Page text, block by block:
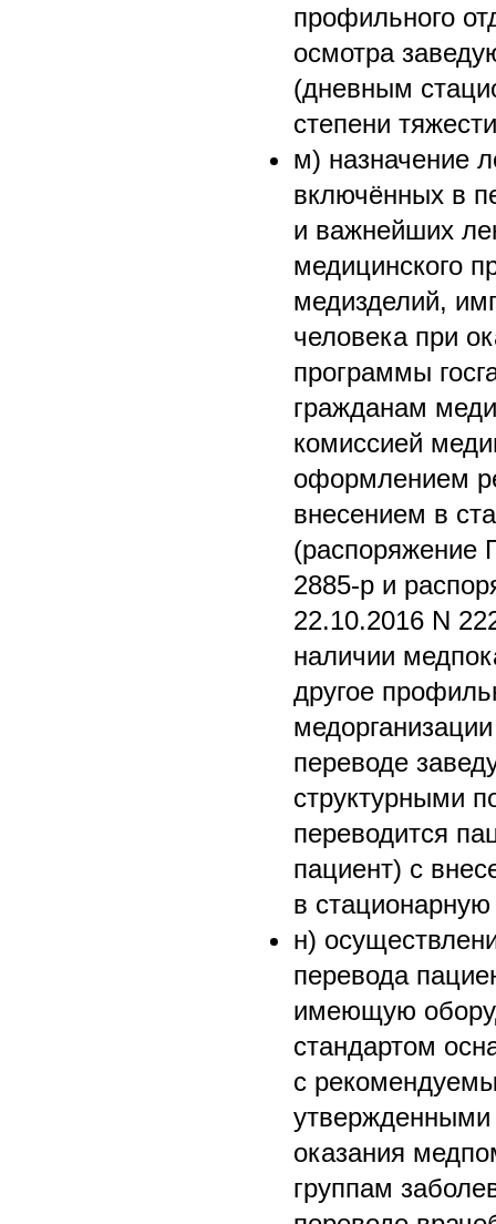
профильного
осмотра
(дневным
степени
м) назначение
включённых в
и важнейших
медицинского
медизделий,
человека при
программы
гражданам
комиссией
оформлением
внесением в
(распоряжение
2885-р и
22.10.2016 N
наличии
другое
переводе
структурными
переводится
пациент) с
в стационарную
н)
перевода
имеющую
стандартом
с
оказания
группам